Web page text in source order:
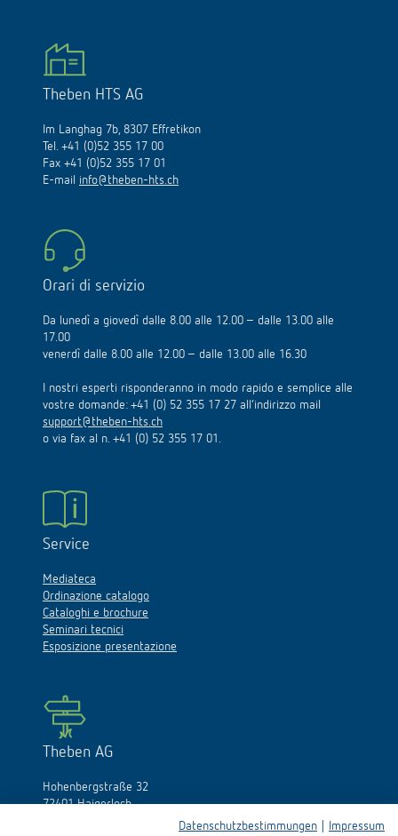
Theben HTS AG
Im Langhag 7b, 8307 Effretikon
Tel. +41 (0)52 355 17 00
Fax +41 (0)52 355 17 01
E-mail info@theben-hts.ch
Orari di servizio
Da lunedì a giovedì dalle 8.00 alle 12.00 – dalle 13.00 alle
17.00
venerdì dalle 8.00 alle 12.00 – dalle 13.00 alle 16.30
I nostri esperti risponderanno in modo rapido e semplice alle
vostre domande: +41 (0) 52 355 17 27 all’indirizzo mail
support@theben-hts.ch
o via fax al n. +41 (0) 52 355 17 01.
Service
Mediateca
Ordinazione catalogo
Cataloghi e brochure
Seminari tecnici
Esposizione presentazione
Theben AG
Hohenbergstraße 32
72401 Haigerloch
Datenschutzbestimmungen Impressum